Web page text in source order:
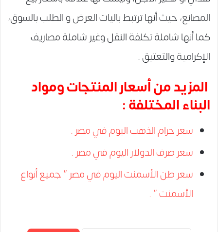
المصانع، حيث أنها ترتبط باليات العرض و الطلب بالسوق،
كما أنها شاملة تكلفة النقل وغير شاملة مصاريف
الإكرامية والتعتيق .
المزيد من أسعار المنتجات ومواد
البناء المختلفة :
سعر جرام الذهب اليوم في مصر .
سعر صرف الدولار اليوم في مصر .
سعر طن الأسمنت اليوم في مصر ” جميع أنواع
الأسمنت ” .